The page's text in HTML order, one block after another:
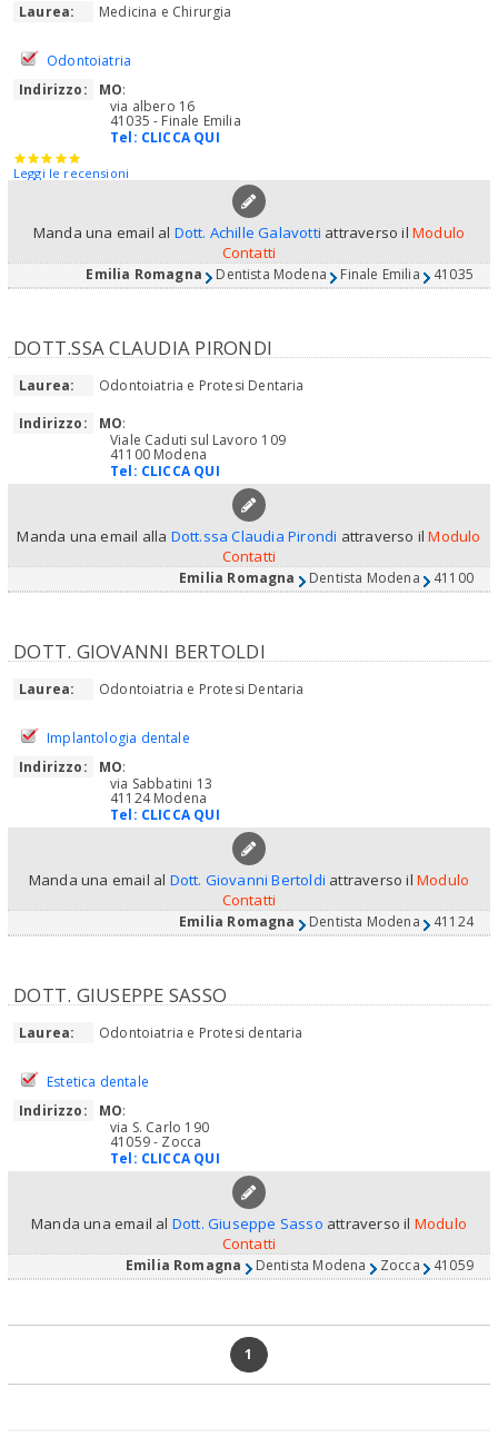
Laurea: Medicina e Chirurgia
Odontoiatria
Indirizzo:
MO:
via albero 16
41035 - Finale Emilia
Tel: CLICCA QUI
Leggi le recensioni
Manda una email al Dott. Achille Galavotti attraverso ilModulo
Contatti
Emilia Romagna Dentista Modena Finale Emilia 41035
DOTT.SSA CLAUDIA PIRONDI
Laurea:
Odontoiatria e Protesi Dentaria
Indirizzo:
MO:
Viale Caduti sul Lavoro 109
41100 Modena
Tel: CLICCA QUI
Manda una email alla Dott.ssa Claudia Pirondi attraverso ilModulo
Contatti
Emilia Romagna Dentista Modena 41100
DOTT. GIOVANNI BERTOLDI
Laurea: Odontoiatria e Protesi Dentaria
Implantologia dentale
Indirizzo:
MO:
via Sabbatini 13
41124 Modena
Tel: CLICCA QUI
Manda una email al Dott. Giovanni Bertoldi attraverso ilModulo
Contatti
Emilia Romagna Dentista Modena 41124
DOTT. GIUSEPPE SASSO
Laurea: Odontoiatria e Protesi dentaria
Estetica dentale
Indirizzo:
MO:
via S. Carlo 190
41059 - Zocca
Tel: CLICCA QUI
Manda una email al Dott. Giuseppe Sasso attraverso il Modulo
Contatti
Emilia Romagna Dentista Modena Zocca 41059
1